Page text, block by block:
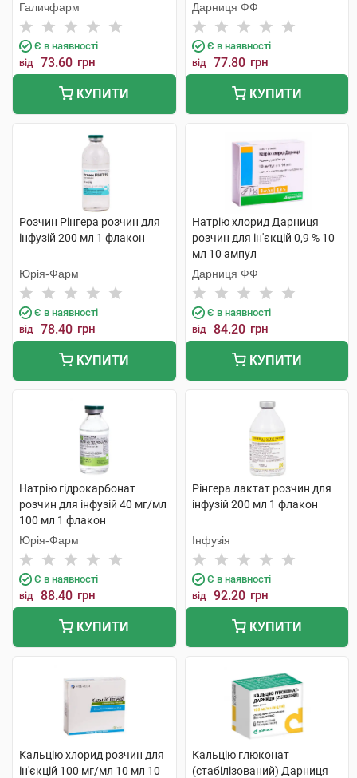
Галичфарм
Є в наявності
від 73.60 грн
КУПИТИ
Дарниця ФФ
Є в наявності
від 77.80 грн
КУПИТИ
Розчин Рінгера розчин для
інфузій 200 мл 1 флакон
Юрія-Фарм
Є в наявності
від 78.40 грн
КУПИТИ
Натрію хлорид Дарниця
розчин для ін'єкцій 0,9 % 10
мл 10 ампул
Дарниця ФФ
Є в наявності
від 84.20 грн
КУПИТИ
Натрію гідрокарбонат
розчин для інфузій 40 мг/мл
100 мл 1 флакон
Юрія-Фарм
Є в наявності
від 88.40 грн
КУПИТИ
Рінгера лактат розчин для
інфузій 200 мл 1 флакон
Інфузія
Є в наявності
від 92.20 грн
КУПИТИ
Кальцію хлорид розчин для
ін'єкцій 100 мг/мл 10 мл 10
Кальцію глюконат
(стабілізований) Дарниця